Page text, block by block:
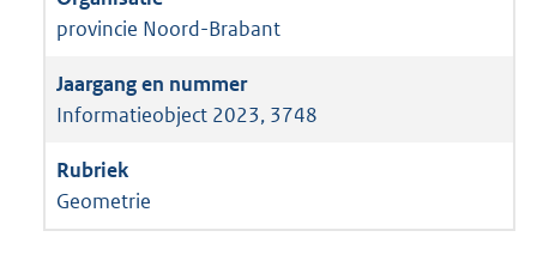
provincie Noord-Brabant
Informatieobject 2023, 3748
Geometrie